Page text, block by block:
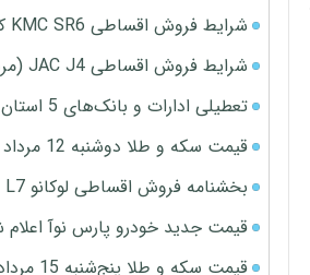
شرایط فروش اقساطی KMC SR6 کرمان موتور اعلام شد
شرایط فروش اقساطی JAC J4 (مرداد 1405)
تعطیلی ادارات و بانک‌های 5 استان در روز چهارشنبه
قیمت سکه و طلا دوشنبه 12 مرداد 1405
بخشنامه فروش اقساطی لوکانو L7 و لوکانو L8 (مرداد 1405)
قیمت جدید خودرو پارس نوآ اعلام شد
قیمت سکه و طلا پنج‌شنبه 15 مرداد 1405